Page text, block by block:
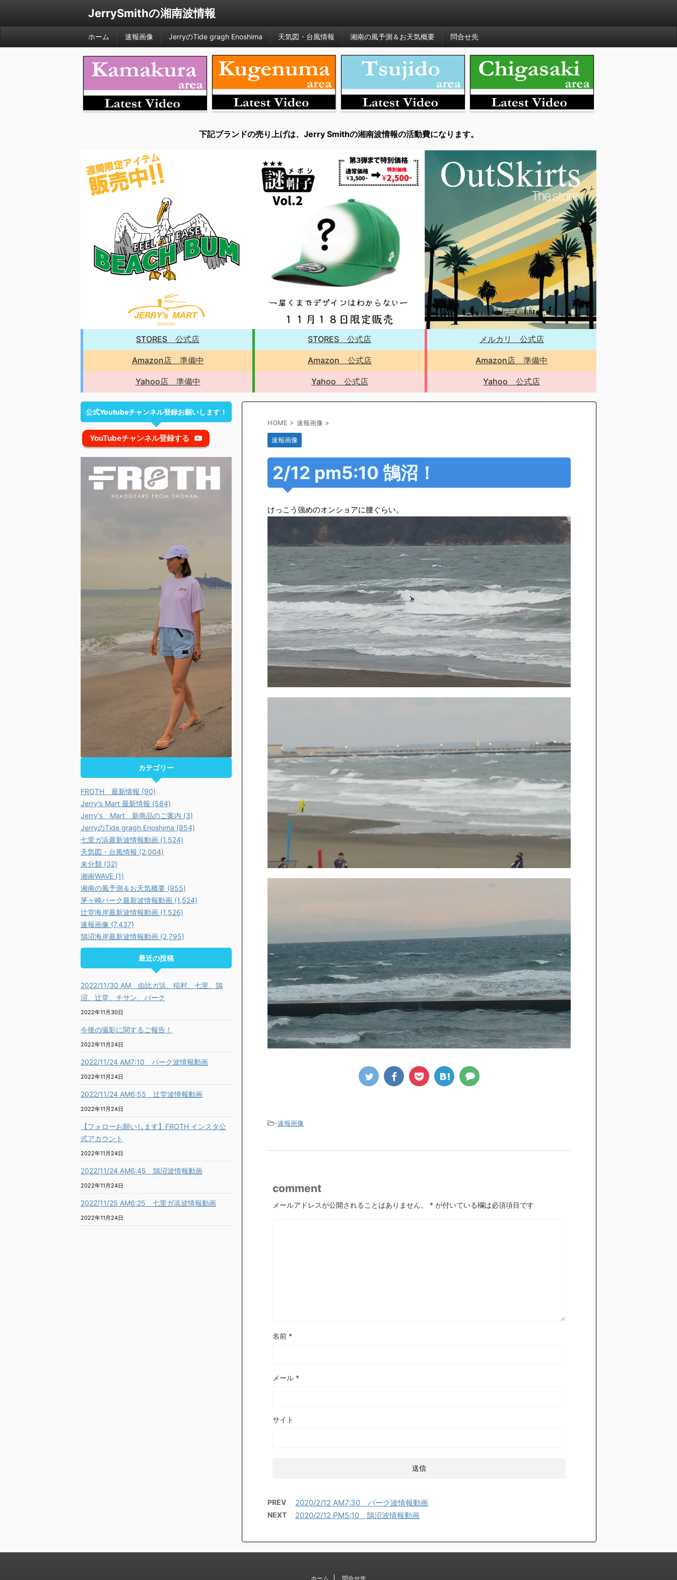
JerrySmithの湘南波情報
ホーム 速報画像 JerryのTide gragh Enoshima 天気図・台風情報 湘南の風予測＆お天気概要 問合せ先
下記ブランドの売り上げは、Jerry Smithの湘南波情報の活動費になります。
STORES 公式店
Amazon店 準備中
Yahoo店 準備中
STORES 公式店
Amazon 公式店
Yahoo 公式店
メルカリ 公式店
Amazon店 準備中
Yahoo 公式店
HOME > 速報画像 >
速報画像
2/12 pm5:10 鵠沼！
けっこう強めのオンショアに腰ぐらい。
-速報画像
comment
メールアドレスが公開されることはありません。 * が付いている欄は必須項目です
名前 *
メール *
サイト
PREV 2020/2/12 AM7:30 パーク波情報動画
NEXT 2020/2/12 PM5:10 鵠沼波情報動画
公式Youtubeチャンネル登録お願いします！
YouTubeチャンネル登録する
カテゴリー
FROTH 最新情報 (90)
Jerry's Mart 最新情報 (584)
Jerry's Mart 新商品のご案内 (3)
JerryのTide gragh Enoshima (954)
七里ガ浜最新波情報動画 (1,524)
天気図・台風情報 (2,004)
未分類 (32)
湘南WAVE (1)
湘南の風予測＆お天気概要 (955)
茅ヶ崎パーク最新波情報動画 (1,524)
辻堂海岸最新波情報動画 (1,526)
速報画像 (7,437)
鵠沼海岸最新波情報動画 (2,795)
最近の投稿
2022/11/30 AM 由比ガ浜、稲村、七里、鵠
沼、辻堂、チサン、パーク
2022年11月30日
今後の撮影に関するご報告！
2022年11月24日
2022/11/24 AM7:10 パーク波情報動画
2022年11月24日
2022/11/24 AM6:55 辻堂波情報動画
2022年11月24日
【フォローお願いします】FROTH インスタ公
式アカウント
2022年11月24日
2022/11/24 AM6:45 鵠沼波情報動画
2022年11月24日
2022/11/25 AM6:25 七里ガ浜波情報動画
2022年11月24日
ホーム 問合せ先